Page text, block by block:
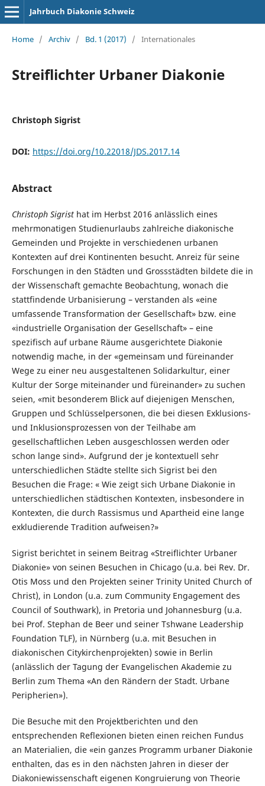
Jahrbuch Diakonie Schweiz
Home / Archiv / Bd. 1 (2017) / Internationales
Streiflichter Urbaner Diakonie
Christoph Sigrist
DOI: https://doi.org/10.22018/JDS.2017.14
Abstract
Christoph Sigristhat im Herbst 2016 anlässlich eines
mehrmonatigen Studienurlaubs zahlreiche diakonische
Gemeinden und Projekte in verschiedenen urbanen
Kontexten auf drei Kontinenten besucht. Anreiz für seine
Forschungen in den Städten und Grossstädten bildete die in
der Wissenschaft gemachte Beobachtung, wonach die
stattfindende Urbanisierung – verstanden als «eine
umfassende Transformation der Gesellschaft» bzw. eine
«industrielle Organisation der Gesellschaft» – eine
spezifisch auf urbane Räume ausgerichtete Diakonie
notwendig mache, in der «gemeinsam und füreinander
Wege zu einer neu ausgestaltenen Solidarkultur, einer
Kultur der Sorge miteinander und füreinander» zu suchen
seien, «mit besonderem Blick auf diejenigen Menschen,
Gruppen und Schlüsselpersonen, die bei diesen Exklusions-
und Inklusionsprozessen von der Teilhabe am
gesellschaftlichen Leben ausgeschlossen werden oder
schon lange sind». Aufgrund der je kontextuell sehr
unterschiedlichen Städte stellte sich Sigrist bei den
Besuchen die Frage: « Wie zeigt sich Urbane Diakonie in
unterschiedlichen städtischen Kontexten, insbesondere in
Kontexten, die durch Rassismus und Apartheid eine lange
exkludierende Tradition aufweisen?»
Sigrist berichtet in seinem Beitrag «Streiflichter Urbaner
Diakonie» von seinen Besuchen in Chicago (u.a. bei Rev. Dr.
Otis Moss und den Projekten seiner Trinity United Church of
Christ), in London (u.a. zum Community Engagement des
Council of Southwark), in Pretoria und Johannesburg (u.a.
bei Prof. Stephan de Beer und seiner Tshwane Leadership
Foundation TLF), in Nürnberg (u.a. mit Besuchen in
diakonischen Citykirchenprojekten) sowie in Berlin
(anlässlich der Tagung der Evangelischen Akademie zu
Berlin zum Thema «An den Rändern der Stadt. Urbane
Peripherien»).
Die Besuche mit den Projektberichten und den
entsprechenden Reflexionen bieten einen reichen Fundus
an Materialien, die «ein ganzes Programm urbaner Diakonie
enthalten, das es in den nächsten Jahren in dieser der
Diakoniewissenschaft eigenen Kongruierung von Theorie